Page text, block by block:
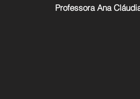
Professora Ana